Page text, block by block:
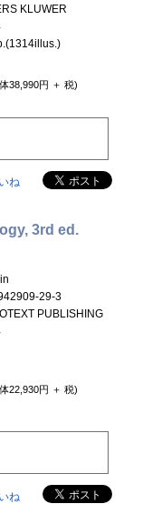
KLUWER
38,990円 ＋ 税)
ね
3rd ed.
29-3
PUBLISHING
22,930円 ＋ 税)
ね